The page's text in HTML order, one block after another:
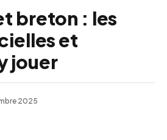
breton : les
et
jouer
2025